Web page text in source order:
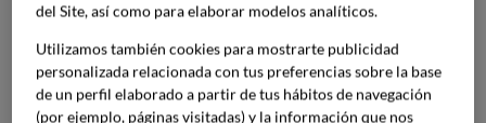
Qué es el confitado y cuál es su rol
en la alta cocina
del Site, así como para elaborar modelos analíticos.
Utilizamos también cookies para mostrarte publicidad
personalizada relacionada con tus preferencias sobre la base
de un perfil elaborado a partir de tus hábitos de navegación
(por ejemplo, páginas visitadas) y la información que nos